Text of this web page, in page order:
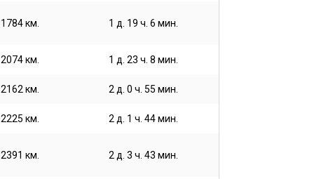
1784 км. 1 д. 19 ч. 6 мин.
2074 км. 1 д. 23 ч. 8 мин.
2162 км. 2 д. 0 ч. 55 мин.
2225 км. 2 д. 1 ч. 44 мин.
2391 км. 2 д. 3 ч. 43 мин.